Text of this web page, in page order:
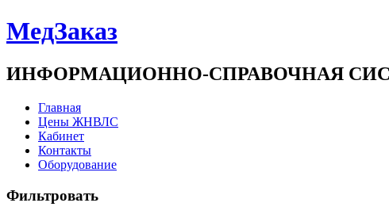
МедЗаказ
ИНФОРМАЦИОННО-СПРАВОЧНАЯ
Главная
Цены ЖНВЛС
Кабинет
Контакты
Оборудование
Фильтровать